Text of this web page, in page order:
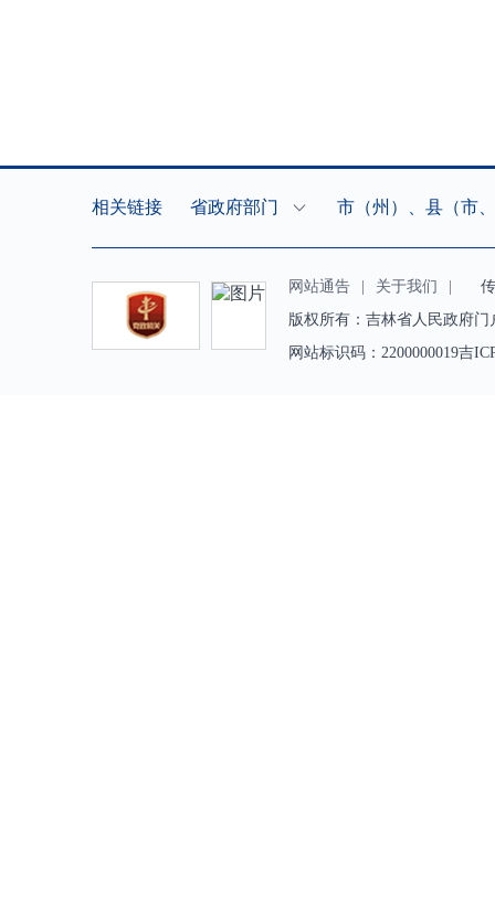
相关链接 省政府部门 市（州）、县（市
网站通告 关于我们
传
版权所有：吉林省人民政府
网站标识码：2200000019吉